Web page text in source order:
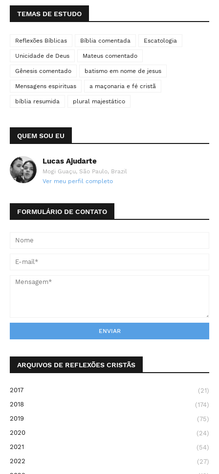
TEMAS DE ESTUDO
Reflexões Bíblicas Bíblia comentada Escatologia
Unicidade de Deus Mateus comentado
Gênesis comentado batismo em nome de jesus
Mensagens espirituas a maçonaria e fé cristã
bíblia resumida plural majestático
QUEM SOU EU
Lucas Ajudarte
Mogi Guaçu, São Paulo, Brazil
Ver meu perfil completo
FORMULÁRIO DE CONTATO
ARQUIVOS DE REFLEXÕES CRISTÃS
2017
(21)
2018
(174)
2019
(75)
2020
(24)
2021
(54)
2022
(27)